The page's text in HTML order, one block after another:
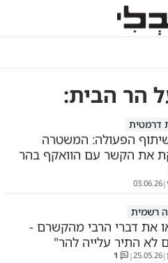
הר הבית:
דרמטית
הפעולה: המשטרה
את הקשר עם הוואקף בהר
|
03.06.26
רשמית
את דברי הרבי מהקשרם -
לא התיר עלייה להר"
|
25.05.26
|
1